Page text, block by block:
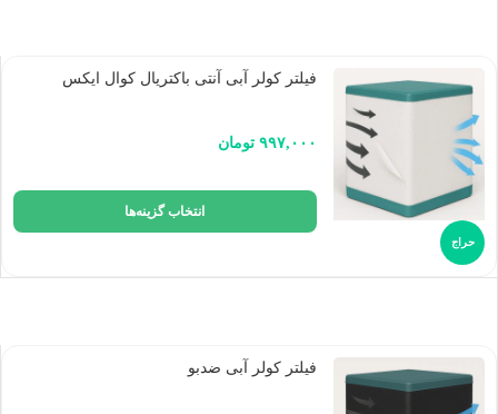
حراج
فیلتر کولر آبی آنتی باکتریال کوال ایکس
۹۹۷,۰۰۰ تومان
انتخاب گزینه‌ها
فیلتر کولر آبی ضدبو